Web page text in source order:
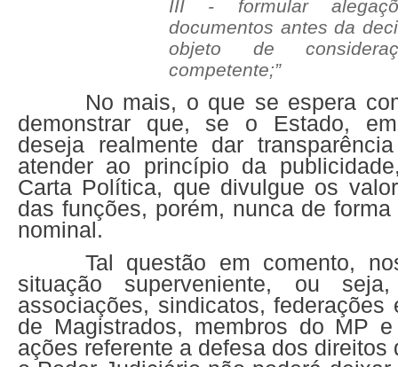
III - formular
documentos antes da
objeto de
competente;”
No mais, o que se espera
demonstrar que, se o Estado,
deseja realmente dar
atender ao princípio da
Carta Política, que divulgue os
das funções, porém, nunca de
nominal.
Tal questão em comento,
situação superveniente, ou
associações, sindicatos, federações
de Magistrados, membros do MP
ações referente a defesa dos direitos